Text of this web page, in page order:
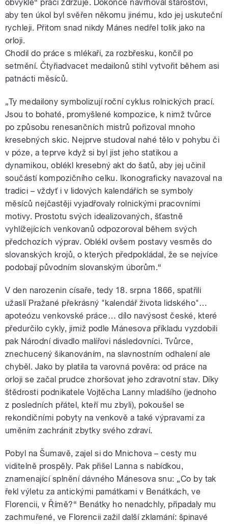
obvykle“ práci zdržuje. Dokonce navrhoval starostovi,
aby ten úkol byl svěřen někomu jinému, kdo jej uskuteční
rychleji. Přitom snad nikdy Mánes nedřel tolik jako na
orloji.
Chodil do práce s mlékaři, za rozbřesku, končil po
setmění. Čtyřiadvacet medailonů stihl vytvořit během asi
patnácti měsíců.
„Ty medailony symbolizují roční cyklus rolnických prací.
Jsou to bohaté, promyšlené kompozice, k nimž tvůrce
po způsobu renesančních mistrů pořizoval mnoho
kresebných skic. Nejprve studoval nahé tělo v pohybu či
v póze, a teprve když si byl jist jeho statikou a
dynamikou, oblékl kresebný akt do šatů, aby jej učinil
součástí kompozičního celku. Ikonograficky navazoval na
tradici – vždyť i v lidových kalendářích se symboly
měsíců nejčastěji vyjadřovaly rolnickými pracovními
motivy. Prostotu svých idealizovaných, šťastně
vyhlížejících venkovanů odpozoroval během svých
předchozích výprav. Oblékl ovšem postavy vesměs do
slovanských krojů, o kterých předpokládal, že se nejvíce
podobají původním slovanským úborům.“
V den narozenin císaře, tedy 18. srpna 1866, spatřili
užaslí Pražané překrásný "kalendář života lidského"…
apoteózu venkovské práce… dílo navýsost české, které
předurčilo cykly, jimiž podle Mánesova příkladu vyzdobili
pak Národní divadlo malířovi následovníci. Tvůrce,
znechucený šikanováním, na slavnostním odhalení ale
chyběl. Jako by platila ta varovná pověra: od práce na
orloji se začal prudce zhoršovat jeho zdravotní stav. Díky
štědrosti podnikatele Vojtěcha Lanny mladšího (jednoho
z posledních přátel, kteří mu zbyli), pokoušel se
rekondičními pobyty na venkově a také výpravami za
uměním zachránit zbytky svého zdraví.
Pobyl na Šumavě, zajel si do Mnichova – cesty mu
viditelně prospěly. Pak přišel Lanna s nabídkou,
znamenající splnění dávného Mánesova snu: „Co by tak
řekl výletu za antickými památkami v Benátkách, ve
Florencii, v Římě?“ Benátky ho nenadchly, připadaly mu
zachmuřené, ve Florencii zažil další zklamání: špinavé